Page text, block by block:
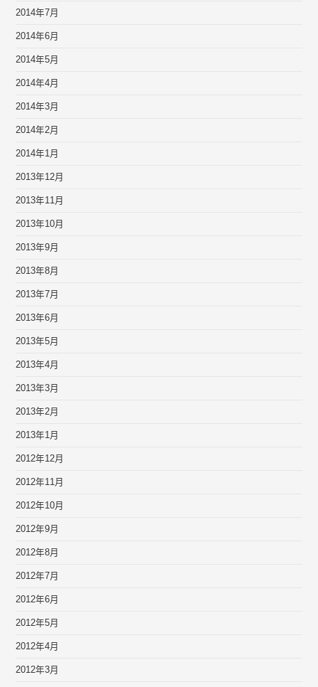
2014年7月
2014年6月
2014年5月
2014年4月
2014年3月
2014年2月
2014年1月
2013年12月
2013年11月
2013年10月
2013年9月
2013年8月
2013年7月
2013年6月
2013年5月
2013年4月
2013年3月
2013年2月
2013年1月
2012年12月
2012年11月
2012年10月
2012年9月
2012年8月
2012年7月
2012年6月
2012年5月
2012年4月
2012年3月